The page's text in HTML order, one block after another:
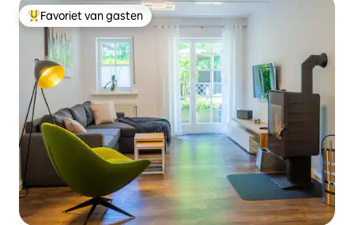
Topfavoriet van gasten
Favoriet van gasten